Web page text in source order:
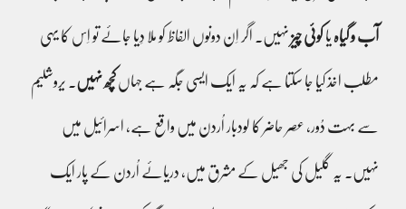
آب و گیاہیا کوئی چیزنہیں۔ اگر اِن دونوں الفاظ کو ملا دِیا جائے تو اِس کا یہی
مطلب اخذ کیا جا سکتا ہے کہ یہ ایک ایسی جگہ ہے جہاںکچھ نہیں ۔ یروشلیم
سے بہت دُور، عصر حاضر کا لودبار اُردن میں واقع ہے، اسرائیل میں
نہیں۔ یہ گلیل کی جھیل کے مشرق میں، دریائے اُردن کے پار ایک